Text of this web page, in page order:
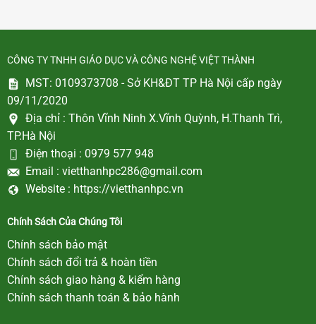
CÔNG TY TNHH GIÁO DỤC VÀ CÔNG NGHỆ VIỆT THÀNH
MST: 0109373708 - Sở KH&ĐT TP Hà Nội cấp ngày
09/11/2020
Địa chỉ : Thôn Vĩnh Ninh X.Vĩnh Quỳnh, H.Thanh Trì,
TP.Hà Nội
Điện thoại : 0979 577 948
Email : vietthanhpc286@gmail.com
Website : https://vietthanhpc.vn
Chính Sách Của Chúng Tôi
Chính sách bảo mật
Chính sách đổi trả & hoàn tiền
Chính sách giao hàng & kiểm hàng
Chính sách thanh toán & bảo hành